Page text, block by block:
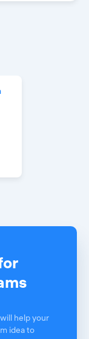
help your
idea to